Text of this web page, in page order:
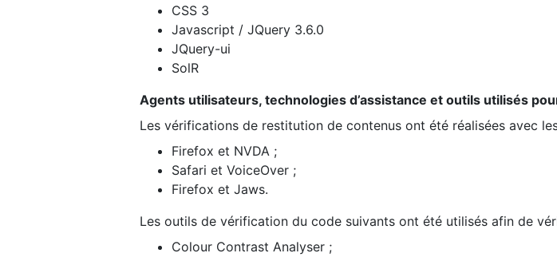
CSS 3
Javascript / JQuery 3.6.0
JQuery-ui
SolR
Agents utilisateurs, technologies d’assistance et outils utilisés
Les vérifications de restitution de contenus ont été réalisées avec
Firefox et NVDA ;
Safari et VoiceOver ;
Firefox et Jaws.
Les outils de vérification du code suivants ont été utilisés afin de
Colour Contrast Analyser ;